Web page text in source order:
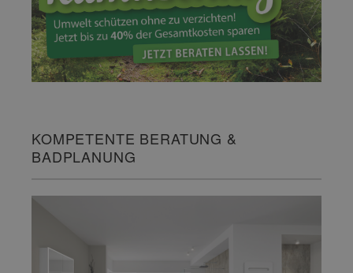
KOMPETENTE BERATUNG &
BADPLANUNG